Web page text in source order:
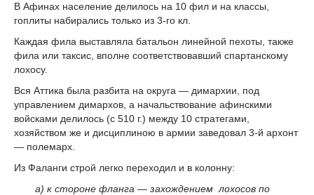
В Афинах население делилось на 10 фил и на классы,
гоплиты набирались только из 3-го кл.
Каждая фила выставляла батальон линейной пехоты, также
фила или таксис, вполне соответствовавший спартанскому
лохосу.
Вся Аттика была разбита на округа — димархии, под
управлением димархов, а начальствование афинскими
войсками делилось (с 510 г.) между 10 стратегами,
хозяйством же и дисциплиною в армии заведовал 3-й архонт
— полемарх.
Из Фаланги строй легко переходил и в колонну:
а) к стороне фланга — захождением лохосов по